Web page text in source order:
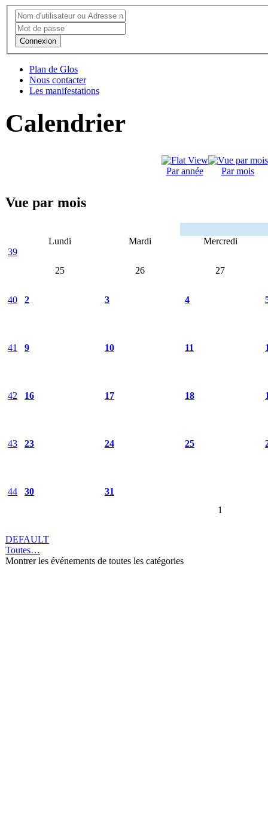
Connexion
Plan de Glos
Nous contacter
Les manifestations
Calendrier
Par année Par mois
Vue par mois
Lundi Mardi
Mercredi
39
25
26 27
40 2 3 4
41 9 10 11
42 16 17 18
43 23 24 25
44 30
31
1
DEFAULT
Toutes…
Montrer les événements de toutes les catégories